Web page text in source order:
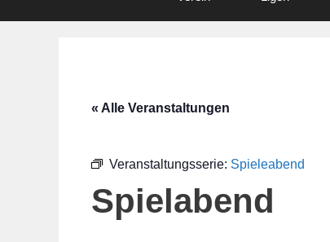
« Alle Veranstaltungen
Veranstaltungsserie: Spieleabend
Spielabend